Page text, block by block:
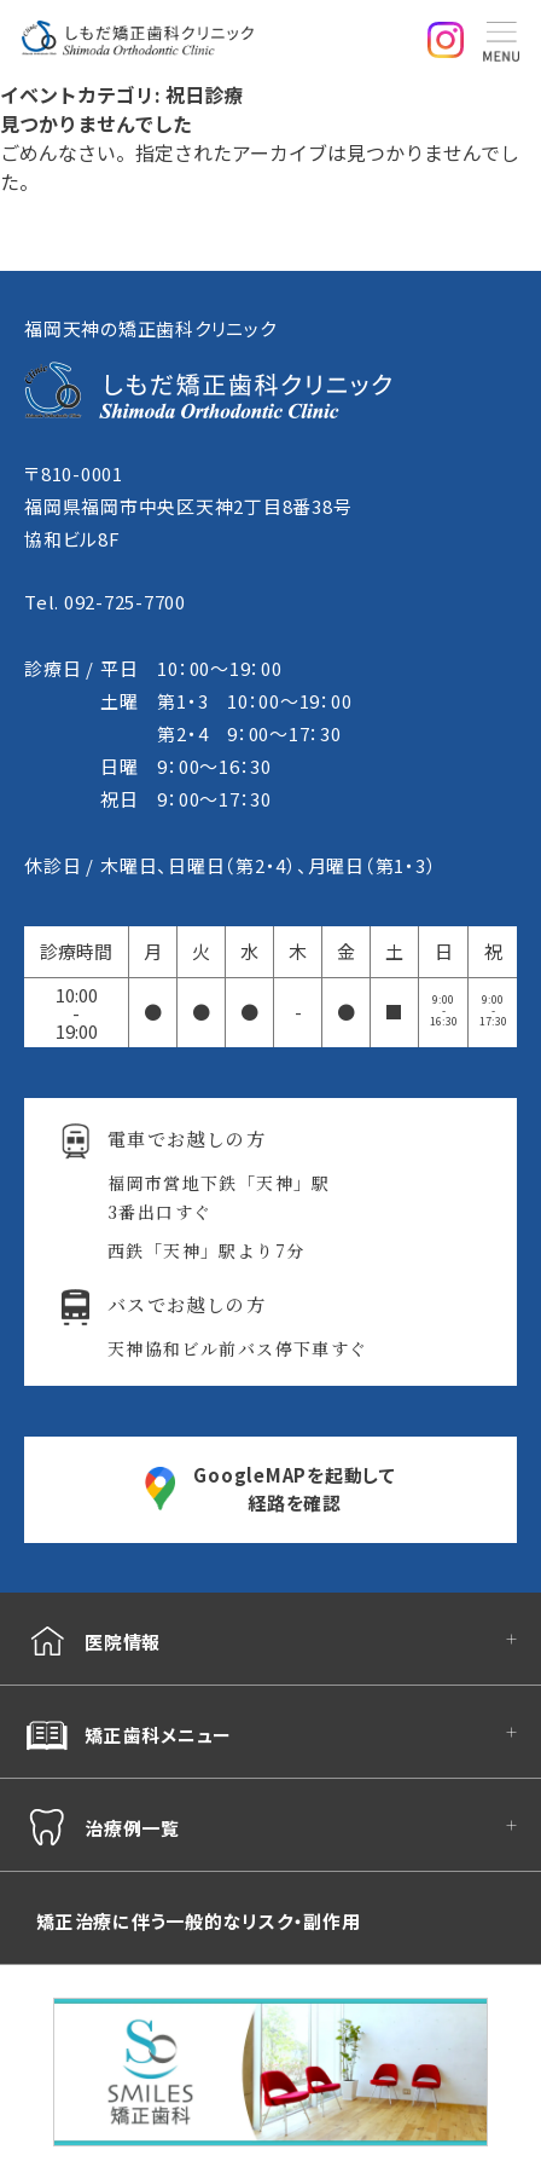
イベントカテゴリ: 祝日診療
見つかりませんでした
ごめんなさい。指定されたアーカイブは見つかりませんでし
た。
福岡天神の矯正歯科クリニック
〒810-0001
福岡県福岡市中央区天神2丁目8番38号
協和ビル8F
Tel. 092-725-7700
診療日 / 平日 10：00～19：00
土曜 第1・3 10：00～19：00
第2・4 9：00～17：30
日曜 9：00～16：30
祝日 9：00～17：30
休診日 / 木曜日、日曜日（第2・4）、月曜日（第1・3）
診療時間 月 火 水 木 金 土 日
祝
10:00
-
19:00
● ● ● - ● ■ 9:00
-
16:30
9:00
-
17:30
電車でお越しの方
福岡市営地下鉄「天神」駅
3番出口すぐ
西鉄「天神」駅より7分
バスでお越しの方
天神協和ビル前バス停下車すぐ
GoogleMAPを起動して
経路を確認
医院情報
矯正歯科メニュー
治療例一覧
矯正治療に伴う一般的なリスク・副作用